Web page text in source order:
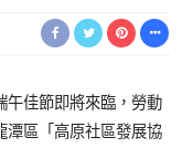
午佳節即將來臨，勞動
潭區「高原社區發展協